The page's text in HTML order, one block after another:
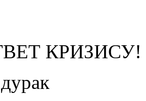
КРИЗИСУ!